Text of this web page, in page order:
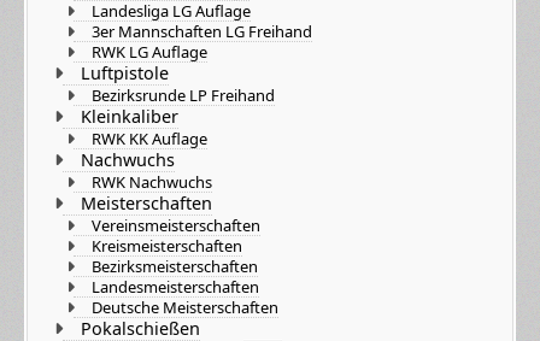
Landesliga LG Auflage
3er Mannschaften LG Freihand
RWK LG Auflage
Luftpistole
Bezirksrunde LP Freihand
Kleinkaliber
RWK KK Auflage
Nachwuchs
RWK Nachwuchs
Meisterschaften
Vereinsmeisterschaften
Kreismeisterschaften
Bezirksmeisterschaften
Landesmeisterschaften
Deutsche Meisterschaften
Pokalschießen